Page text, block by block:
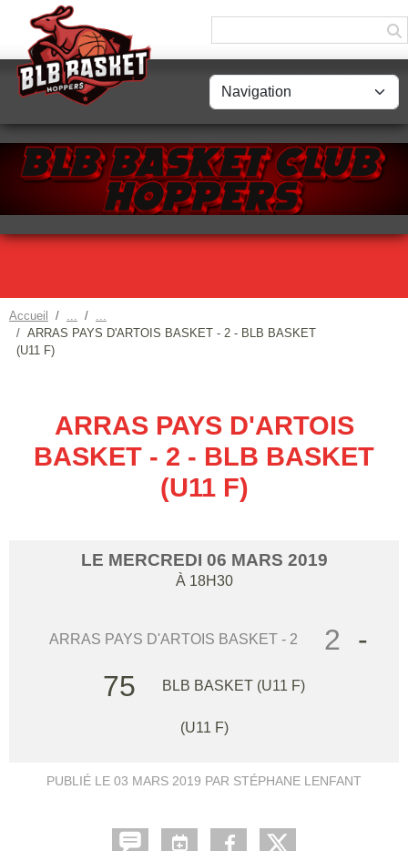
Accueil
ARRAS PAYS D'ARTOIS BASKET - 2 - BLB BASKET
(U11 F)
ARRAS PAYS D'ARTOIS
BASKET - 2 - BLB BASKET
(U11 F)
LE MERCREDI 06 MARS 2019
À 18H30
ARRAS PAYS D'ARTOIS BASKET - 2 2
-
75
BLB BASKET (U11 F)
(U11 F)
PUBLIÉ LE 03 MARS 2019 PAR STÉPHANE LENFANT
Panneau de gestion des cookies